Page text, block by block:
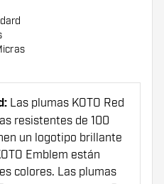
Las plumas KOTO Red
resistentes de 100
un logotipo brillante
Emblem están
colores. Las plumas